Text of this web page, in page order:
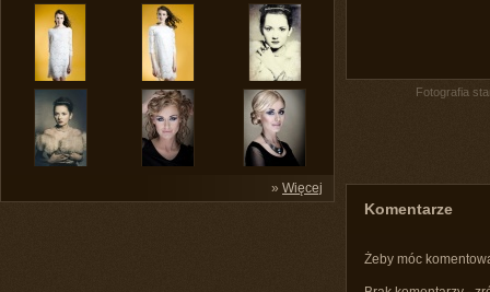
» Więcej
Fotografia
Komentarze
Żeby móc